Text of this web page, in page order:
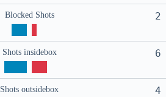
Blocked Shots 2
Shots insidebox 6
Shots outsidebox 4